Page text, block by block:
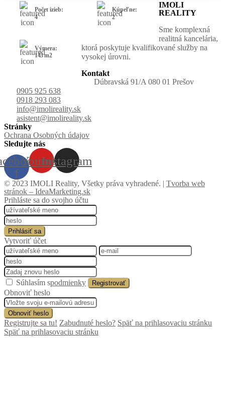
Počet izieb:
4
Kúpeľne:
2
Výmera:
143 m2
IMOLI
REALITY
Sme komplexná
realitná kancelária,
ktorá poskytuje kvalifikované služby na
vysokej úrovni.
Kontakt
Dúbravská 91/A 080 01 Prešov
0905 925 638
0918 293 083
info@imolireality.sk
asistent@imolireality.sk
Stránky
Ochrana Osobných údajov
Sledujte nás
f
YoutubeInstagram
© 2023 IMOLI Reality, Všetky práva vyhradené. | Tvorba web
stránok – IdeaMarketing.sk
Prihláste sa do svojho účtu
Prihlásiť sa
Vytvoriť účet
Súhlasím spodmienky Registrovať
Obnoviť heslo
Obnoviť heslo
Registrujte sa tu! Zabudnuté heslo? Späť na prihlasovaciu stránku
Späť na prihlasovaciu stránku